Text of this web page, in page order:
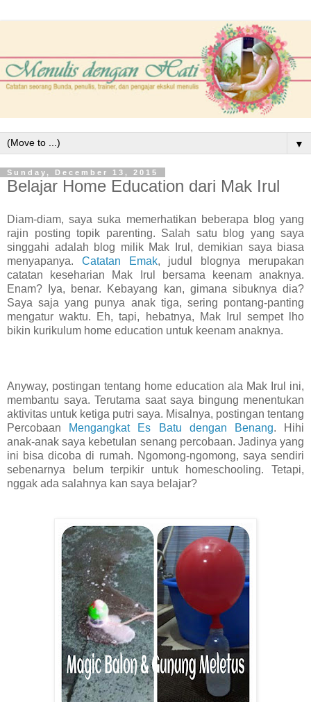
▼
Sunday, December 13, 2015
Belajar Home Education dari Mak Irul
Diam-diam, saya suka memerhatikan beberapa blog yang
rajin posting topik parenting. Salah satu blog yang saya
singgahi adalah blog milik Mak Irul, demikian saya biasa
menyapanya. Catatan Emak, judul blognya merupakan
catatan keseharian Mak Irul bersama keenam anaknya.
Enam? Iya, benar. Kebayang kan, gimana sibuknya dia?
Saya saja yang punya anak tiga, sering pontang-panting
mengatur waktu. Eh, tapi, hebatnya, Mak Irul sempet lho
bikin kurikulum home education untuk keenam anaknya.
Anyway, postingan tentang home education ala Mak Irul ini,
membantu saya. Terutama saat saya bingung menentukan
aktivitas untuk ketiga putri saya. Misalnya, postingan tentang
Percobaan
Mengangkat Es Batu dengan Benang. Hihi
anak-anak saya kebetulan senang percobaan. Jadinya yang
ini bisa dicoba di rumah. Ngomong-ngomong, saya sendiri
sebenarnya belum terpikir untuk homeschooling. Tetapi,
nggak ada salahnya kan saya belajar?